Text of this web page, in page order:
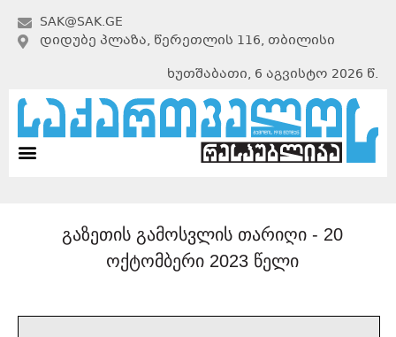
SAK@SAK.GE
ᲓᲘᲓᲣᲑᲔ ᲞᲚᲐᲖᲐ, ᲬᲔᲠᲔᲗᲚᲘᲡ 116, ᲗᲑᲘᲚᲘᲡᲘ
ხუთშაბათი, 6 აგვისტო 2026 წ.
გაზეთის გამოსვლის თარიღი - 20
ოქტომბერი 2023 წელი